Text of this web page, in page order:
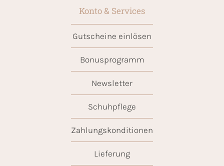
Konto & Services
Gutscheine einlösen
Bonusprogramm
Newsletter
Schuhpflege
Zahlungskonditionen
Lieferung